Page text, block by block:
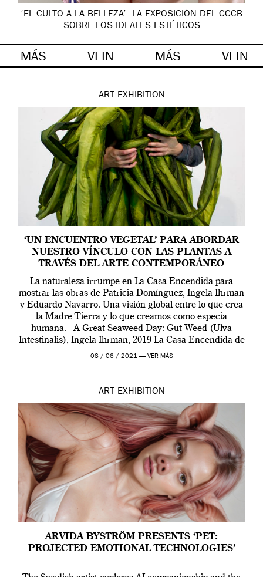
‘EL CULTO A LA BELLEZA’: LA EXPOSICIÓN DEL CCCB
SOBRE LOS IDEALES ESTÉTICOS
MÁS VEIN MÁS VEIN
ART EXHIBITION
‘UN ENCUENTRO VEGETAL’ PARA ABORDAR
NUESTRO VÍNCULO CON LAS PLANTAS A
TRAVÉS DEL ARTE CONTEMPORÁNEO
La naturaleza irrumpe en La Casa Encendida para
mostrar las obras de Patricia Domínguez, Ingela Ihrman
y Eduardo Navarro. Una visión global entre lo que crea
la Madre Tierra y lo que creamos como especia
humana. A Great Seaweed Day: Gut Weed (Ulva
Intestinalis), Ingela Ihrman, 2019 La Casa Encendida de
Madrid y la Wellcome […]
08 / 06 / 2021 — VER MÁS
ART EXHIBITION
ARVIDA BYSTRÖM PRESENTS ‘PET:
PROJECTED EMOTIONAL TECHNOLOGIES’